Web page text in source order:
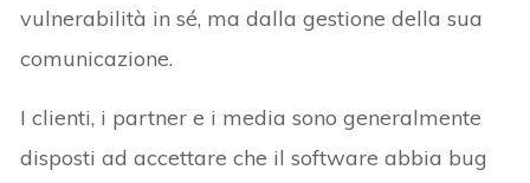
vulnerabilità in sé, ma dalla gestione della sua
comunicazione.
I clienti, i partner e i media sono generalmente
disposti ad accettare che il software abbia bug